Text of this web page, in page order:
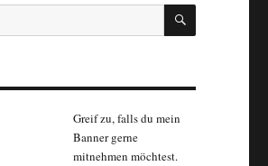
SUCHEN
Greif zu, falls du mein
Banner gerne
mitnehmen möchtest.